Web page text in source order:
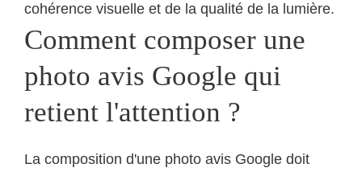
cohérence visuelle et de la qualité de la lumière.
Comment composer une
photo avis Google qui
retient l'attention ?
La composition d'une photo avis Google doit